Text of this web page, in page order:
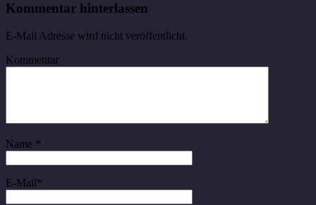
Kommentar hinterlassen
E-Mail Adresse wird nicht veröffentlicht.
Kommentar
Name *
E-Mail*